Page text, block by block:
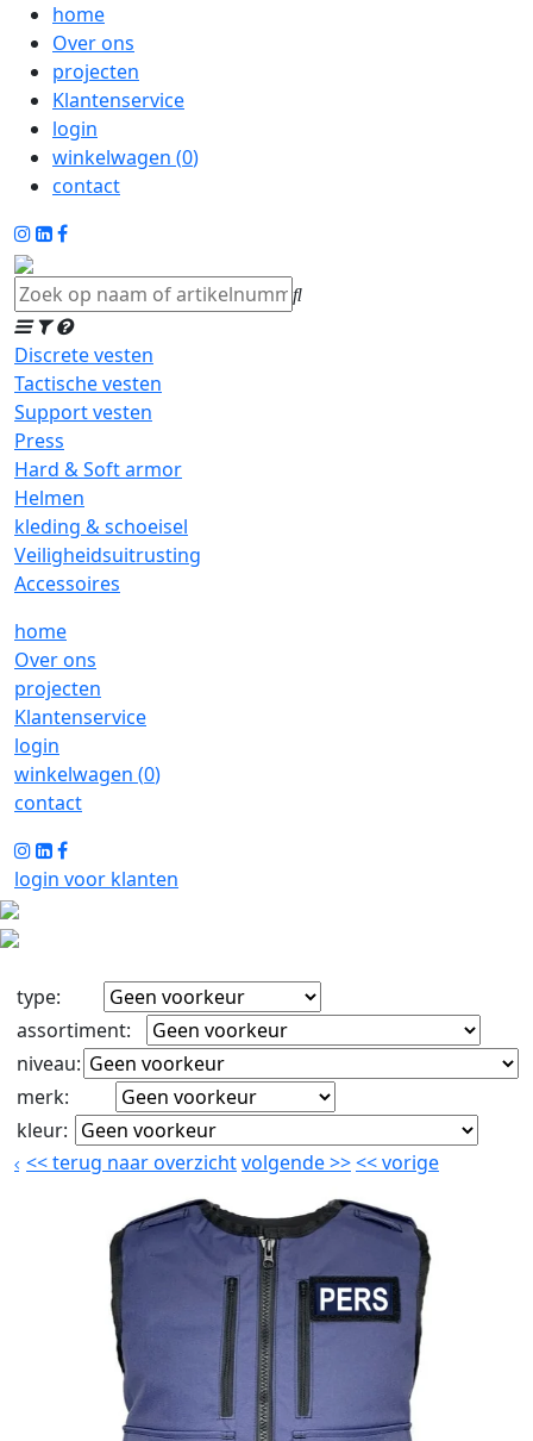
home
Over ons
projecten
Klantenservice
login
winkelwagen (0)
contact
Discrete vesten
Tactische vesten
Support vesten
Press
Hard & Soft armor
Helmen
kleding & schoeisel
Veiligheidsuitrusting
Accessoires
home
Over ons
projecten
Klantenservice
login
winkelwagen (0)
contact
login voor klanten
type:
assortiment:
niveau:
merk:
kleur:
<<terug naar overzichtvolgende>><<vorige